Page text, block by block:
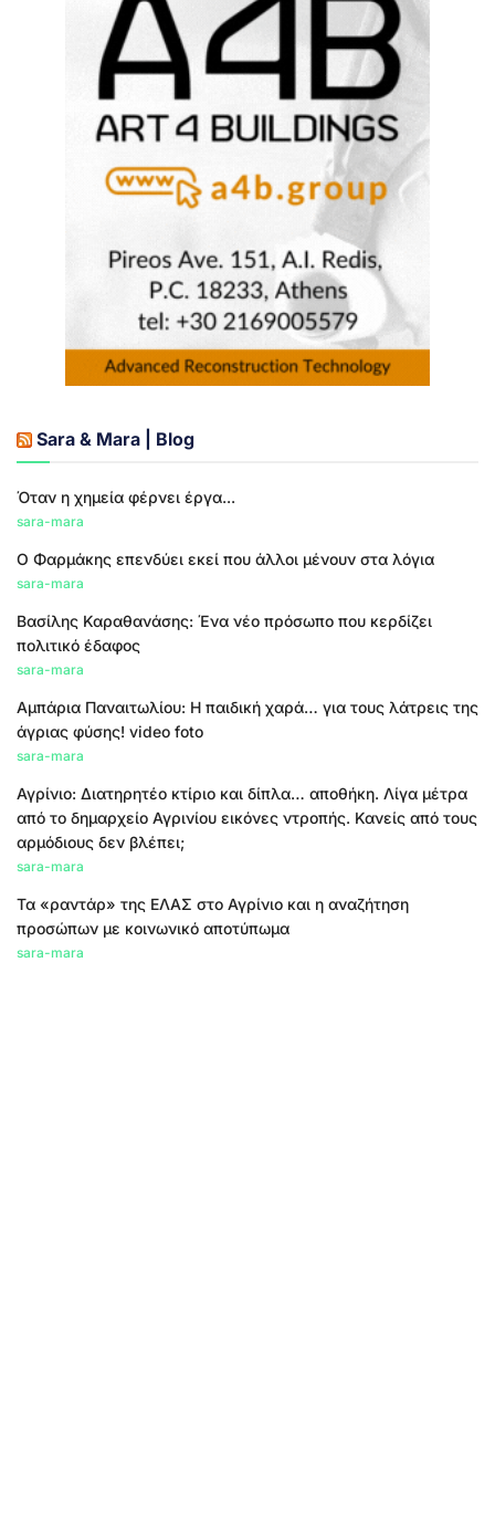
Sara & Mara | Blog
Όταν η χημεία φέρνει έργα...
sara-mara
Ο Φαρμάκης επενδύει εκεί που άλλοι μένουν στα λόγια
sara-mara
Βασίλης Καραθανάσης: Ένα νέο πρόσωπο που κερδίζει
πολιτικό έδαφος
sara-mara
Αμπάρια Παναιτωλίου: Η παιδική χαρά… για τους λάτρεις της
άγριας φύσης! video foto
sara-mara
Αγρίνιο: Διατηρητέο κτίριο και δίπλα… αποθήκη. Λίγα μέτρα
από το δημαρχείο Αγρινίου εικόνες ντροπής. Κανείς από τους
αρμόδιους δεν βλέπει;
sara-mara
Τα «ραντάρ» της ΕΛΑΣ στο Αγρίνιο και η αναζήτηση
προσώπων με κοινωνικό αποτύπωμα
sara-mara